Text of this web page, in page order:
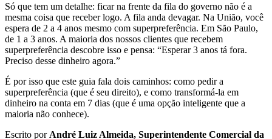
Só que tem um detalhe: ficar na frente da fila do governo não é a
mesma coisa que receber logo. A fila anda devagar. Na União, você
espera de 2 a 4 anos mesmo com superpreferência. Em São Paulo,
de 1 a 3 anos. A maioria dos nossos clientes que recebem
superpreferência descobre isso e pensa: “Esperar 3 anos tá fora.
Preciso desse dinheiro agora.”
É por isso que este guia fala dois caminhos: como pedir a
superpreferência (que é seu direito), e como transformá-la em
dinheiro na conta em 7 dias (que é uma opção inteligente que a
maioria não conhece).
Escrito por André Luiz Almeida, Superintendente Comercial da